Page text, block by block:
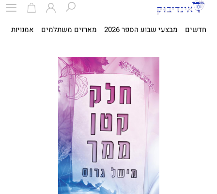
חדשים מבצעי שבוע הספר 2026 מארזים משתלמים אמנויות